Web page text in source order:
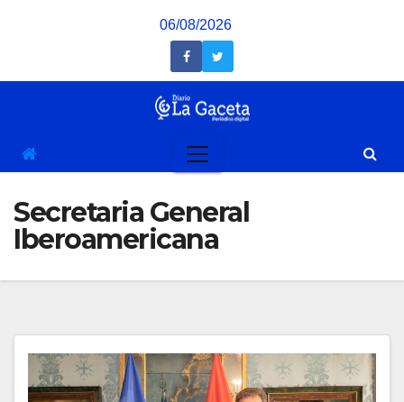
06/08/2026
Secretaria General
Iberoamericana